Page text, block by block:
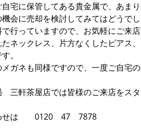
宅に保管してある貴金属で、あま
会に売却を検討してみてはどうで
行っていますので、お気軽にご来店
たネックレス、片方なくしたピアス
。
ガネも同様ですので、一度ご自宅
三軒茶屋店では皆様のご来店をス
せは 0120 47 7878